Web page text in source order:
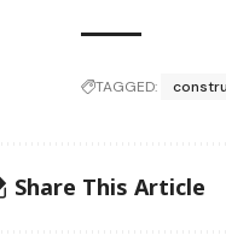
TAGGED:
Share This Article